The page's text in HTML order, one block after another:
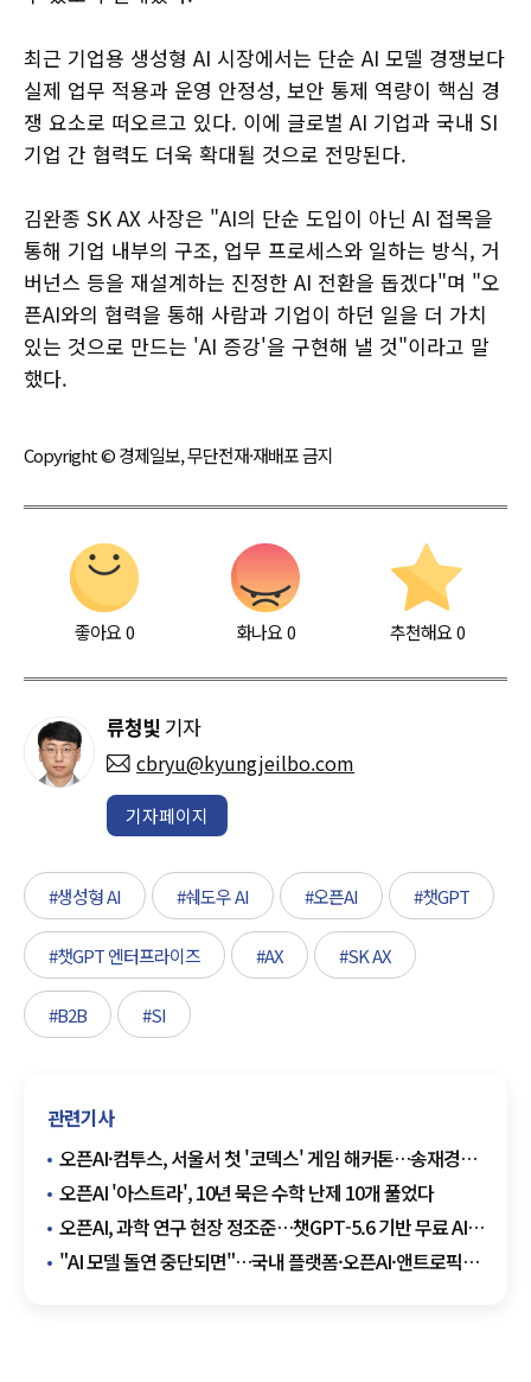
최근 기업용 생성형 AI 시장에서는 단순 AI 모델 경쟁보다
실제 업무 적용과 운영 안정성, 보안 통제 역량이 핵심 경
쟁 요소로 떠오르고 있다. 이에 글로벌 AI 기업과 국내 SI
기업 간 협력도 더욱 확대될 것으로 전망된다.
김완종 SK AX 사장은 "AI의 단순 도입이 아닌 AI 접목을
통해 기업 내부의 구조, 업무 프로세스와 일하는 방식, 거
버넌스 등을 재설계하는 진정한 AI 전환을 돕겠다"며 "오
픈AI와의 협력을 통해 사람과 기업이 하던 일을 더 가치
있는 것으로 만드는 'AI 증강'을 구현해 낼 것"이라고 말
했다.
Copyright © 경제일보, 무단전재·재배포 금지
좋아요0 화나요0 추천해요 0
류청빛 기자
cbryu@kyungjeilbo.com
기자페이지
#생성형 AI #쉐도우 AI #오픈AI #챗GPT
#챗GPT 엔터프라이즈 #AX #SK AX
#B2B #SI
관련기사
오픈AI·컴투스, 서울서 첫 '코덱스' 게임 해커톤…송재경
참여
오픈AI '아스트라', 10년 묵은 수학 난제 10개 풀었다
오픈AI, 과학 연구 현장 정조준…챗GPT-5.6 기반 무료 AI
지원 확대
"AI 모델 돌연 중단되면"…국내 플랫폼·오픈AI·앤트로픽